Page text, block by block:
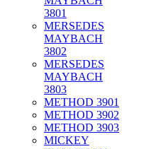
3801
MERSEDES
MAYBACH
3802
MERSEDES
MAYBACH
3803
METHOD 3901
METHOD 3902
METHOD 3903
MICKEY